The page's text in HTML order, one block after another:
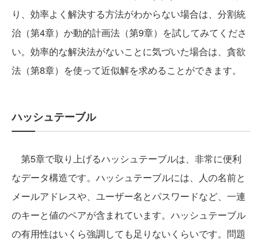
り、効率よく解決する方法がわからない場合は、分割統
治（第4章）か動的計画法（第9章）を試してみてくださ
い。効率的な解決法がないことに気づいた場合は、貪欲
法（第8章）を使って近似解を求めることができます。
ハッシュテーブル
第5章で取り上げるハッシュテーブルは、非常に便利
なデータ構造です。ハッシュテーブルには、人の名前と
メールアドレスや、ユーザー名とパスワードなど、一連
のキーと値のペアが含まれています。ハッシュテーブル
の有用性はいくら強調しても足りないくらいです。問題